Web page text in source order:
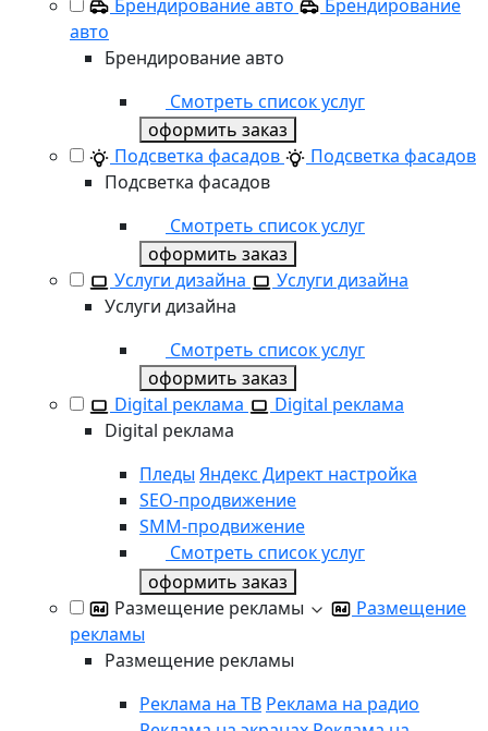
Брендирование авто
Брендирование
авто
Брендирование авто
Смотреть список услуг
оформить заказ
Подсветка фасадов
Подсветка фасадов
Подсветка фасадов
Смотреть список услуг
оформить заказ
Услуги дизайна
Услуги дизайна
Услуги дизайна
Смотреть список услуг
оформить заказ
Digital реклама
Digital реклама
Digital реклама
Пледы Яндекс Директ настройка
SEO-продвижение
SММ-продвижение
Смотреть список услуг
оформить заказ
Размещение рекламы
Размещение
рекламы
Размещение рекламы
Реклама на ТВ Реклама на радио